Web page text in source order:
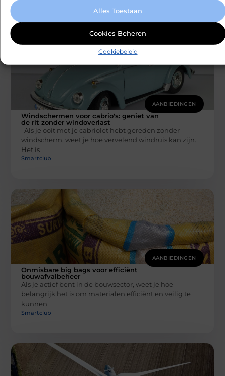
Alles Toestaan
Cookies Beheren
Cookiebeleid
AANBIEDINGEN
Windschermen voor cabrio's: geniet van
de rit zonder windoverlast
Als je ooit met je cabriolet hebt gereden zonder
windscherm, weet je hoe vervelend windruis kan zijn.
Het is
Smartclub
AANBIEDINGEN
Onmisbare big bags voor efficiënt
bouwafvalbeheer
Als je actief bent in de bouwsector, weet je hoe
belangrijk het is om materialen efficiënt en veilig te
kunnen
Smartclub